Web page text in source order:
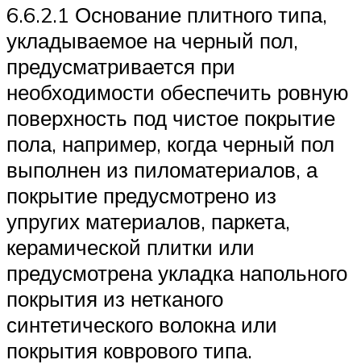
6.6.2.1 Основание плитного типа,
укладываемое на черный пол,
предусматривается при
необходимости обеспечить ровную
поверхность под чистое покрытие
пола, например, когда черный пол
выполнен из пиломатериалов, а
покрытие предусмотрено из
упругих материалов, паркета,
керамической плитки или
предусмотрена укладка напольного
покрытия из нетканого
синтетического волокна или
покрытия коврового типа.